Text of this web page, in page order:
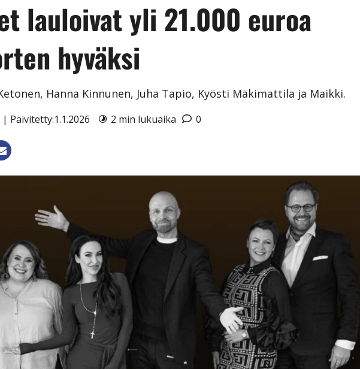
lauloivat yli 21.000 euroa
hyväksi
Hanna Kinnunen, Juha Tapio, Kyösti Mäkimattila ja Maikki.
| Päivitetty:1.1.2026 2 min lukuaika 0